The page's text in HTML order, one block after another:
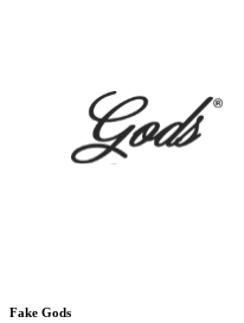
Fake Gods